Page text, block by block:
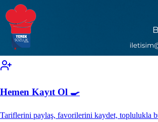
Hemen Kayıt Ol 🍳
Tariflerini paylaş, favorilerini kaydet, toplulukla